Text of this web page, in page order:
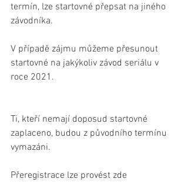
termín, lze startovné přepsat na jiného
závodníka.
V případě zájmu můžeme přesunout
startovné na jakýkoliv závod seriálu v
roce 2021.
Ti, kteří nemají doposud startovné
zaplaceno, budou z původního termínu
vymazáni.
Přeregistrace lze provést zde